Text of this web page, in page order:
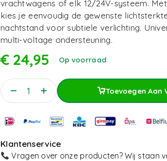
vrachtwagens of elk 12/24V-systeem.
kies je eenvoudig de gewenste
nachtstand voor subtiele verlichting.
multi-voltage ondersteuning.
€24,95 Op voorraad
Toevoegen Aan
Toevoegen Aan
Klantenservice
Vragen over onze producten? Wij staan